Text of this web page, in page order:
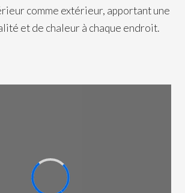
comme extérieur, apportant une
et de chaleur à chaque endroit.